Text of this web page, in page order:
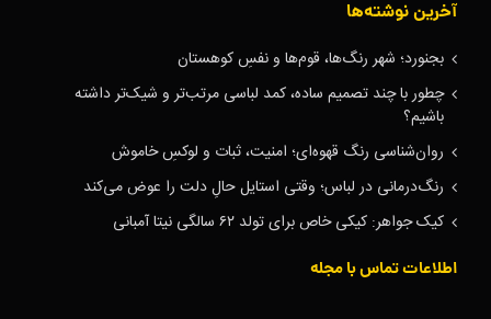
آخرین نوشته‌ها
بجنورد؛ شهر رنگ‌ها، قوم‌ها و نفسِ کوهستان
چطور با چند تصمیم ساده، کمد لباسی مرتب‌تر و شیک‌تر داشته
باشیم؟
روان‌شناسی رنگ قهوه‌ای؛ امنیت، ثبات و لوکسِ خاموش
رنگ‌درمانی در لباس؛ وقتی استایل حالِ دلت را عوض می‌کند
کیک جواهر: کیکی خاص برای تولد ۶۲ سالگی نیتا آمبانی
اطلاعات تماس با مجله